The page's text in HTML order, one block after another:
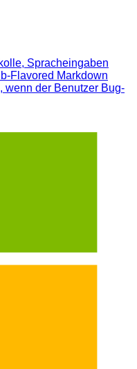
Spracheingaben
Flavored Markdown
wenn der Benutzer Bug-